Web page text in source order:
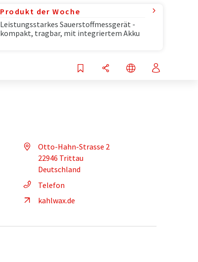
Produkt der Woche
Leistungsstarkes Sauerstoffmessgerät -
kompakt, tragbar, mit integriertem Akku
Otto-Hahn-Strasse 2
22946 Trittau
Deutschland
Telefon
kahlwax.de